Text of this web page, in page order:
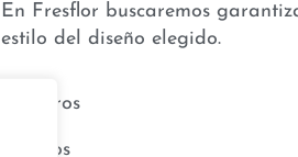
En Fresflor buscaremos
estilo del diseño elegido.
Nosotros
Eventos